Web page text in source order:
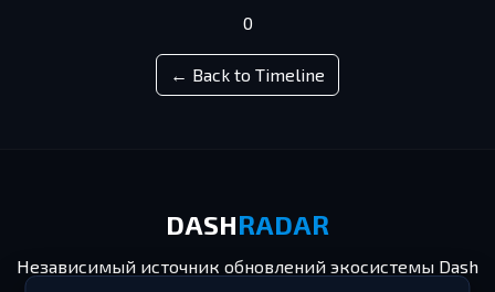
0
← Back to Timeline
DASHRADAR
Независимый источник обновлений экосистемы Dash